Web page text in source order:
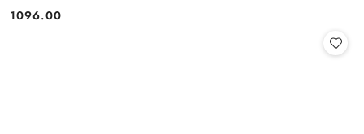
Cena:
1096.00